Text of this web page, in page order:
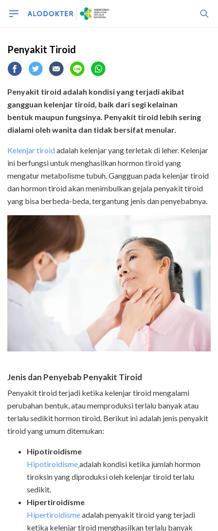
Penyakit Tiroid
Penyakit tiroid adalah kondisi yang terjadi akibat
gangguan kelenjar tiroid, baik dari segi kelainan
bentuk maupun fungsinya. Penyakit tiroid lebih sering
dialami oleh wanita dan tidak bersifat menular.
Kelenjar tiroidadalah kelenjar yang terletak di leher. Kelenjar
ini berfungsi untuk menghasilkan hormon tiroid yang
mengatur metabolisme tubuh. Gangguan pada kelenjar tiroid
dan hormon tiroid akan menimbulkan gejala penyakit tiroid
yang bisa berbeda-beda, tergantung jenis dan penyebabnya.
Jenis dan Penyebab Penyakit Tiroid
Penyakit tiroid terjadi ketika kelenjar tiroid mengalami
perubahan bentuk, atau memproduksi terlalu banyak atau
terlalu sedikit hormon tiroid. Berikut ini adalah jenis penyakit
tiroid yang umum ditemukan:
Hipotiroidisme
Hipotiroidismeadalah kondisi ketika jumlah hormon
tiroksin yang diproduksi oleh kelenjar tiroid terlalu
sedikit.
Hipertiroidisme
Hipertiroidismeadalah penyakit tiroid yang terjadi
ketika kelenjar tiroid menghasilkan terlalu banyak